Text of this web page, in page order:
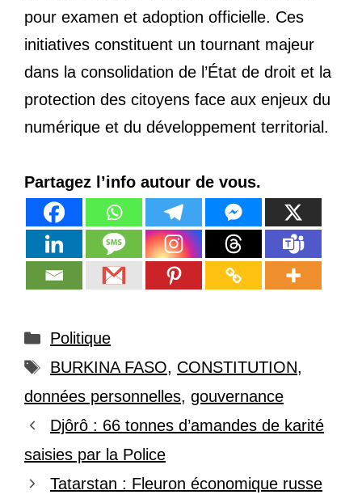
pour examen et adoption officielle. Ces
initiatives constituent un tournant majeur
dans la consolidation de l’État de droit et la
protection des citoyens face aux enjeux du
numérique et du développement territorial.
Partagez l’info autour de vous.
Catégories
Politique
Étiquettes
BURKINA FASO, CONSTITUTION,
données personnelles, gouvernance
Djôrô : 66 tonnes d’amandes de karité
saisies par la Police
Tatarstan : Fleuron économique russe